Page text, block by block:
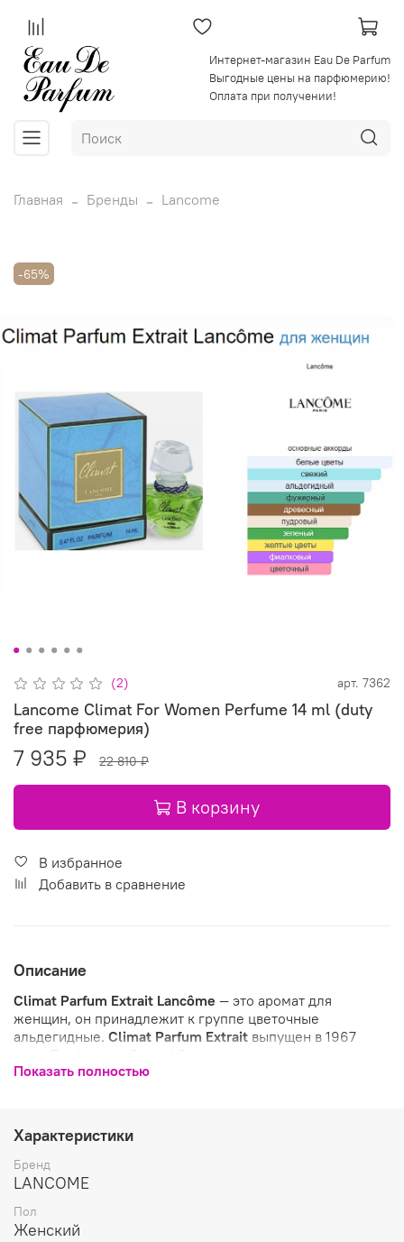
Интернет-магазин Eau De Parfum
Выгодные цены на парфюмерию!
Оплата при получении!
Главная Бренды Lancome
-65%
(2) арт. 7362
Lancome Climat For Women Perfume 14 ml (duty
free парфюмерия)
7 935 ₽ 22 810 ₽
В корзину
В избранное
Добавить в сравнение
Описание
Climat Parfum Extrait Lancôme — это аромат для
женщин, он принадлежит к группе цветочные
альдегидные. Climat Parfum Extrait выпущен в 1967
Показать полностью
Характеристики
Бренд
LANCOME
Пол
Женский